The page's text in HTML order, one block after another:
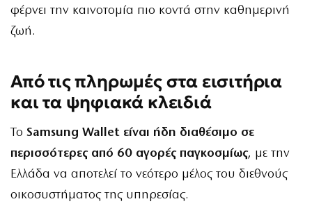
φέρνει την καινοτομία πιο κοντά στην καθημερινή
ζωή.
Από τις πληρωμές στα εισιτήρια
και τα ψηφιακά κλειδιά
Το Samsung Wallet είναι ήδη διαθέσιμο σε
περισσότερες από 60 αγορές παγκοσμίως, με την
Ελλάδα να αποτελεί το νεότερο μέλος του διεθνούς
οικοσυστήματος της υπηρεσίας.